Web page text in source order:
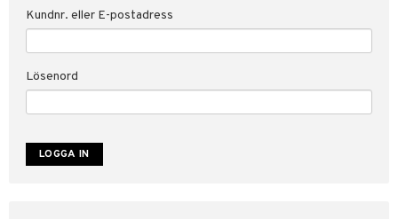
Hem & Inredning
Leksaker, Barn & Baby
Varumärken
Kundnr. eller E-postadress
Lösenord
svar